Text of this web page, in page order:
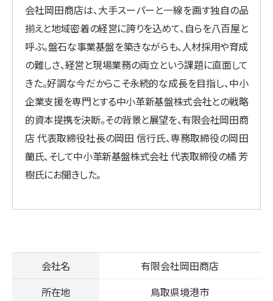
会社岡田商店は、大手スーパーと一線を画す独自の品
揃えと地域密着の経営に誇りを込めて、自らを八百屋と
呼ぶ。盤石な事業基盤を築きながらも、人材採用や育成
の難しさ、経営と現場業務の両立という課題に直面して
きた。好調な今だからこそ永続的な成長を目指し、中小
企業支援を専門とする中小革新基盤株式会社との戦略
的資本提携を決断。その背景と展望を、有限会社岡田商
店 代表取締役社長の岡田 信行氏、専務取締役の岡田
蘭氏、そして中小革新基盤株式会社 代表取締役の橘 芳
樹氏にお聞きした。
会社名
有限会社岡田商店
所在地
鳥取県境港市